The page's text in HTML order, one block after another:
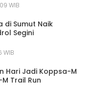
WIB
di Sumut Naik
Segini
WIB
Hari Jadi Koppsa-M
Trail Run